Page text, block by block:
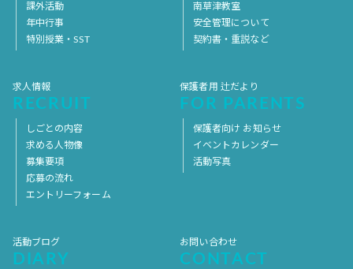
課外活動
年中行事
特別授業・SST
南草津教室
安全管理について
契約書・重説など
求人情報
RECRUIT
しごとの内容
求める人物像
募集要項
応募の流れ
エントリーフォーム
保護者用 辻だより
FOR PARENTS
保護者向け お知らせ
イベントカレンダー
活動写真
活動ブログ
DIARY
お問い合わせ
CONTACT